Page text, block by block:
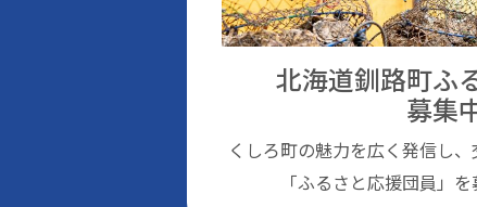
北海道釧路町ふ
募集
くしろ町の魅⼒を広く発信し
「ふるさと応援団員」